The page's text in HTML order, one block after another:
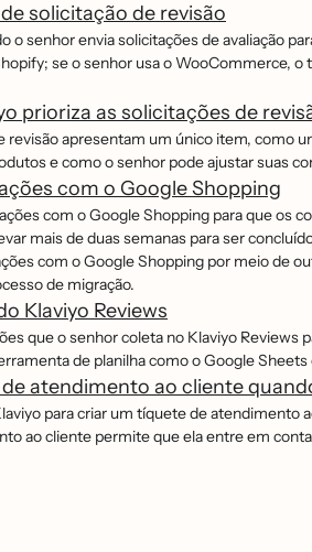
solicitação de revisão
o senhor envia solicitações de avaliação
se o senhor usa o WooCommerce,
prioriza as solicitações de
revisão apresentam um único item, como
e como o senhor pode ajustar suas
com o Google Shopping
com o Google Shopping para que os
mais de duas semanas para ser
com o Google Shopping por meio de
de migração.
Klaviyo Reviews
que o senhor coleta no Klaviyo
de planilha como o Google
atendimento ao cliente
para criar um tíquete de atendimento
ao cliente permite que ela entre em